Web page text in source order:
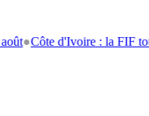
Côte d'Ivoire : la FIF tourne